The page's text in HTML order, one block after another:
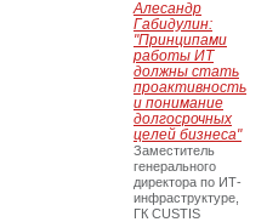
Алесандр
Габидулин:
"Принципами
работы ИТ
должны стать
проактивность
и понимание
долгосрочных
целей бизнеса"
Заместитель
генерального
директора по ИТ-
инфраструктуре,
ГК CUSTIS